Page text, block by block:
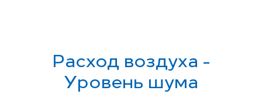
Расход воздуха -
Уровень шума